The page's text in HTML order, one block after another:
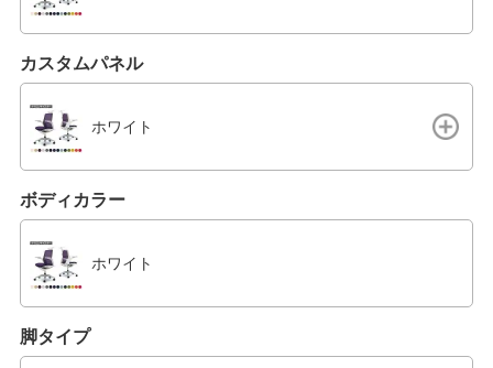
カスタムパネル
ホワイト
ボディカラー
ホワイト
脚タイプ